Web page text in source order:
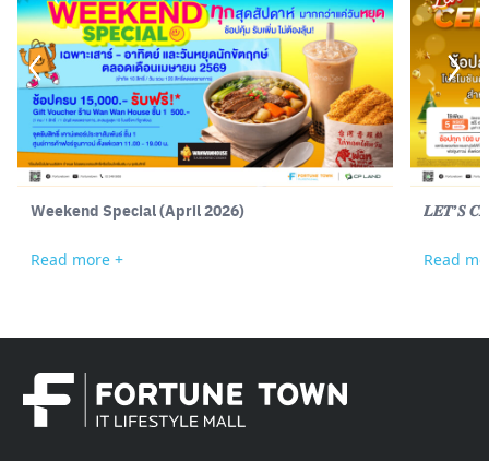
Weekend Special (April 2026)
Read more +
𝑳𝑬𝑻’𝑺
Read